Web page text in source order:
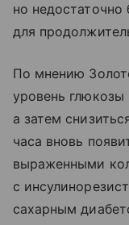
но
для
По мнению
уровень
а затем
часа вновь
выраженными
с
сахарным